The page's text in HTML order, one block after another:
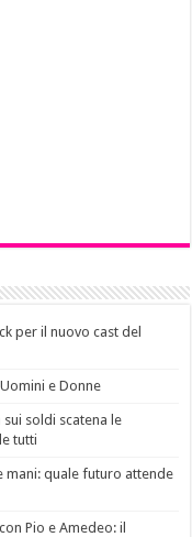
per il nuovo cast del
e Donne
soldi scatena le
tutti
mani: quale futuro attende
Pio e Amedeo: il